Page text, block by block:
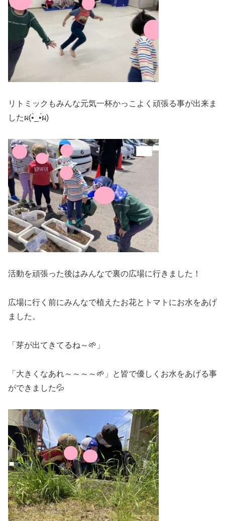
リトミックもみんな元気一杯かっこよく頑張る事が出来ま
したผ(•̀_•́ผ)
活動を頑張った後はみんなで裏の広場に行きました！
広場に行く前にみんなで植えたお花とトマトにお水をあげ
ました。
「芽が出てきてるね～🌱」
「大きくなあれ～～～～🌱」と皆で優しくお水をあげる事
ができました💦